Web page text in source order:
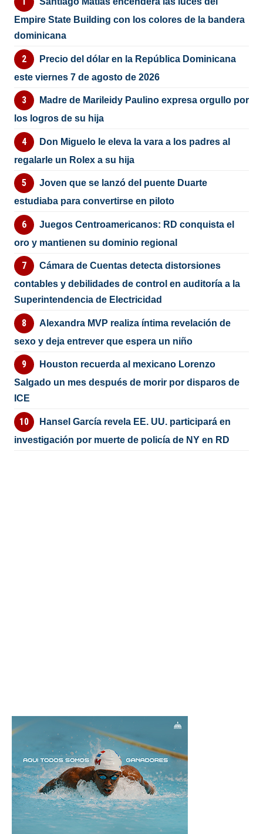
Empire State Building con los colores de la bandera
dominicana
Precio del dólar en la República Dominicana
este viernes 7 de agosto de 2026
Madre de Marileidy Paulino expresa orgullo por
los logros de su hija
Don Miguelo le eleva la vara a los padres al
regalarle un Rolex a su hija
Joven que se lanzó del puente Duarte
estudiaba para convertirse en piloto
Juegos Centroamericanos: RD conquista el
oro y mantienen su dominio regional
Cámara de Cuentas detecta distorsiones
contables y debilidades de control en auditoría a la
Superintendencia de Electricidad
Alexandra MVP realiza íntima revelación de
sexo y deja entrever que espera un niño
Houston recuerda al mexicano Lorenzo
Salgado un mes después de morir por disparos de
ICE
Hansel García revela EE. UU. participará en
investigación por muerte de policía de NY en RD